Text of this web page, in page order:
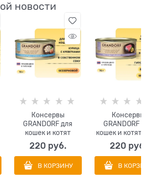
новости
Консервы
GRANDORF для
кошек и котят
куриная грудка с
креветками в
собственном соку
220 руб.
В КОРЗИНУ
GRANDORF
кошек и
тунца с
собственном
220
В